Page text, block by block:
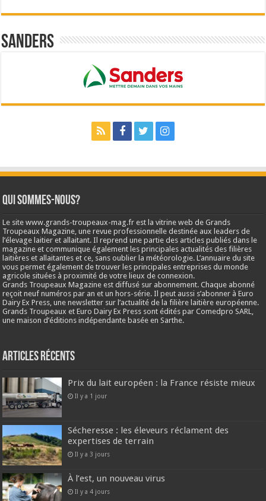
Sanders
Qui sommes-nous?
Le site www.grands-troupeaux-mag.fr est la vitrine web de Grands
Troupeaux Magazine, une revue professionnelle destinée aux leaders de
l’élevage laitier et allaitant. Il reprend une partie des articles publiés dans le
magazine et communique également les principales actualités des filières
laitières et allaitantes et ce, sans oublier la météorologie. L’annuaire du site
vous permet également de trouver les principales entreprises du monde
agricole situées à proximité de votre lieux de connexion.
Grands Troupeaux Magazine est diffusé sur abonnement. Chaque abonné
reçoit neuf numéros par an et un hors-série. Il peut aussi s’abonner à Euro
Dairy Ex Press, une newsletter sur l’actualité de la filière laitière européenne.
Grands Troupeaux et Euro Dairy Ex Press sont édités par Comedpro SARL,
une maison d’éditions indépendante basée en Sarthe.
Articles récents
Prix du lait européen : la France résiste mieux
Il y a 1 jour
Sécheresse : les éleveurs réclament des
expertises de terrain
Il y a 3 jours
À l’est, un nouveau virus
Il y a 4 jours